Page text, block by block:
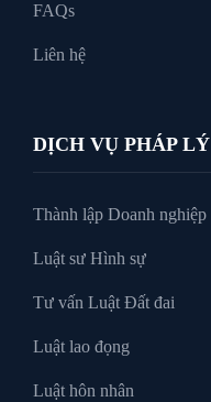
FAQs
Liên hệ
DỊCH VỤ PHÁP LÝ
Thành lập Doanh nghiệp
Luật sư Hình sự
Tư vấn Luật Đất đai
Luật lao đọng
Luật hôn nhân